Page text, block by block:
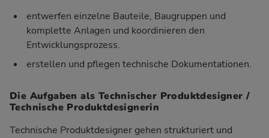
entwerfen einzelne Bauteile, Baugruppen und
komplette Anlagen und koordinieren den
Entwicklungsprozess.
erstellen und pflegen technische Dokumentationen.
Die Aufgaben als Technischer Produktdesigner /
Technische Produktdesignerin
Technische Produktdesigner gehen strukturiert und